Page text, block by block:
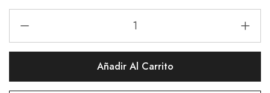
Añadir Al Carrito